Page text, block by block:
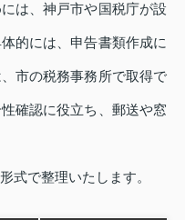
は、神戸市や国税庁が設
的には、申告書類作成に
市の税務事務所で取得で
確認に役立ち、郵送や窓
式で整理いたします。